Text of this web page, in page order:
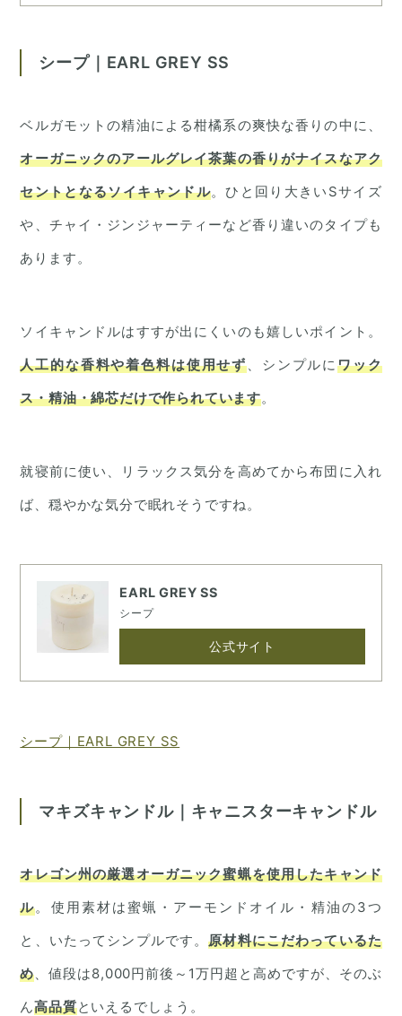
シープ｜EARL GREY SS
ベルガモットの精油による柑橘系の爽快な香りの中に、
オーガニックのアールグレイ茶葉の香りがナイスなアク
セントとなるソイキャンドル。ひと回り大きいSサイズ
や、チャイ・ジンジャーティーなど香り違いのタイプも
あります。
ソイキャンドルはすすが出にくいのも嬉しいポイント。
人工的な香料や着色料は使用せず 、シンプルにワック
ス・精油・綿芯だけで作られています。
就寝前に使い、リラックス気分を高めてから布団に入れ
ば、穏やかな気分で眠れそうですね。
EARL GREY SS
シープ
公式サイト
シープ｜EARL GREY SS
マキズキャンドル｜キャニスターキャンドル
オレゴン州の厳選オーガニック蜜蝋を使用したキャンド
ル。使用素材は蜜蝋・アーモンドオイル・精油の3つ
と、いたってシンプルです。原材料にこだわっているた
め、値段は8,000円前後～1万円超と高めですが、そのぶ
ん高品質といえるでしょう。